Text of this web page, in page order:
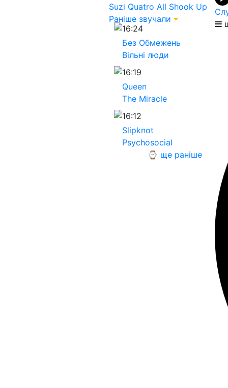
Suzi Quatro All Shook Up
Раніше звучали
16:24
Без Обмежень
Вільні люди
16:19
Queen
The Miracle
16:12
Slipknot
Psychosocial
⌚ ще раніше